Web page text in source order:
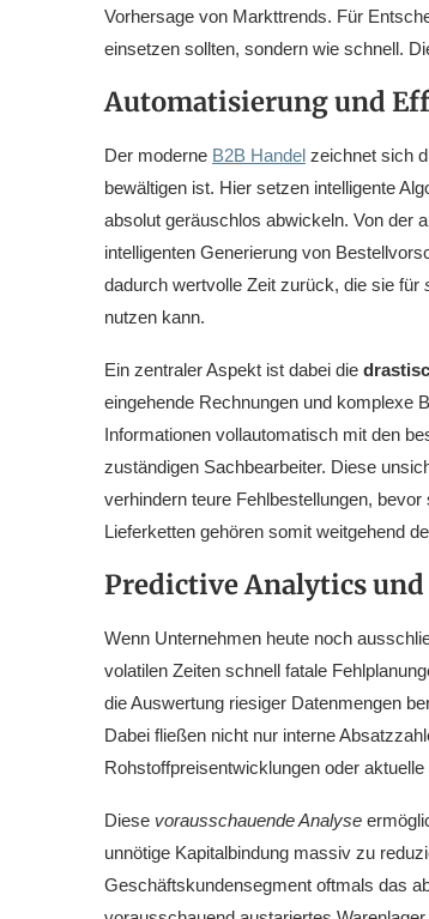
Vorhersage von Markttrends. Für
einsetzen sollten, sondern wie schnell.
Automatisierung und
Der moderne B2B Handel zeichnet sich
bewältigen ist. Hier setzen intelligente
absolut geräuschlos abwickeln. Von der
intelligenten Generierung von
dadurch wertvolle Zeit zurück, die sie für
nutzen kann.
Ein zentraler Aspekt ist dabei die
eingehende Rechnungen und komplexe
Informationen vollautomatisch mit den
zuständigen Sachbearbeiter. Diese
verhindern teure Fehlbestellungen,
Lieferketten gehören somit weitgehend
Predictive Analytics
Wenn Unternehmen heute noch
volatilen Zeiten schnell fatale
die Auswertung riesiger Datenmengen
Dabei fließen nicht nur interne
Rohstoffpreisentwicklungen oder
Diese vorausschauende Analyse
unnötige Kapitalbindung massiv zu
Geschäftskundensegment oftmals das